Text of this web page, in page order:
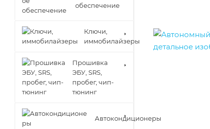
обеспечение
Ключи,
иммобилайзеры
Прошивка
ЭБУ, SRS,
пробег, чип-
тюнинг
Автокондиционеры